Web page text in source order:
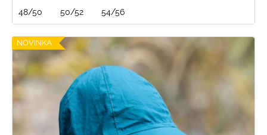
48/50 50/52 54/56
NOVINKA